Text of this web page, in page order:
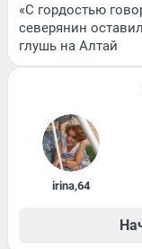
«С гордостью
северянин
глушь на Алтай
irina,64